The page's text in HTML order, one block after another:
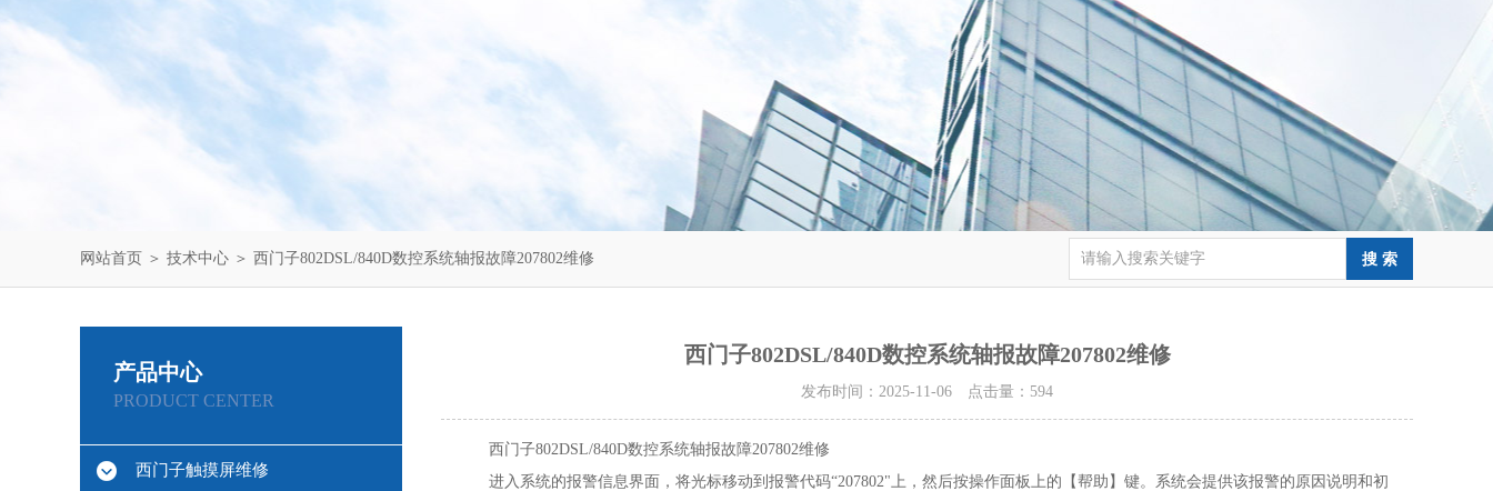
网站首页 ＞ 技术中心 ＞ 西门子802DSL/840D数控系统轴报故障207802维修
产品中心
PRODUCT CENTER
西门子触摸屏维修
西门子802DSL/840D数控系统轴报故障207802维修
发布时间：2025-11-06 点击量： 594
西门子802DSL/840D数控系统轴报故障207802维修
进入系统的报警信息界面，将光标移动到报警代码“207802"上，然后按操作面板上的【帮助】键。系统会提供该报警的‌原因说明‌和‌初